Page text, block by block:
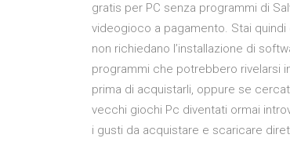
gratis per PC senza programmi di
videogioco a pagamento. Stai
non richiedano l’installazione di
programmi che potrebbero rivelarsi
prima di acquistarli, oppure se
vecchi giochi Pc diventati ormai
i gusti da acquistare e scaricare